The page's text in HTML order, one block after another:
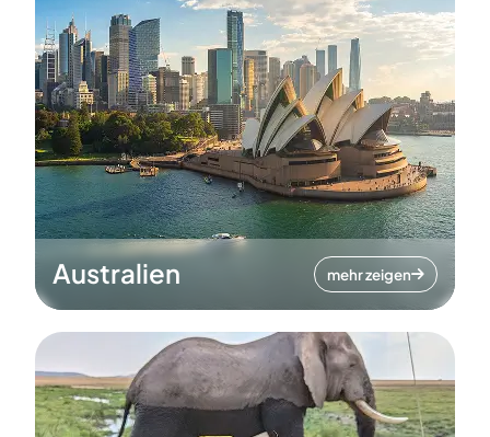
Australien mehr zeigen